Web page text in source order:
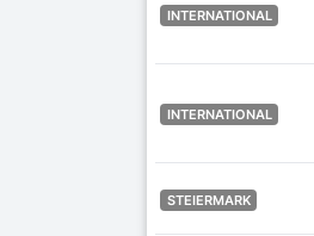
INTERNATIONAL
INTERNATIONAL
STEIERMARK